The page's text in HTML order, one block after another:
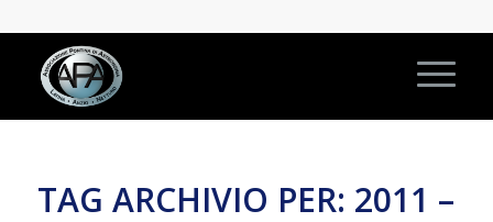
TAG ARCHIVIO PER: 2011 –